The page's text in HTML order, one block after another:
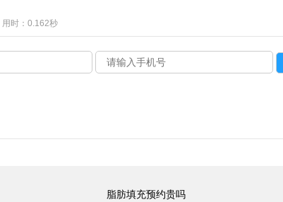
用时：0.162秒
脂肪填充预约贵吗